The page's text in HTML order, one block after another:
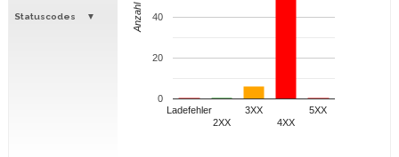
Statuscodes
Ladefehler
2XX
3XX
4XX
5XX
0
20
40
Anzahl